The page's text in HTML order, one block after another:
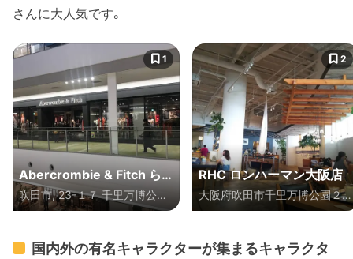
さんに大人気です。
Abercrombie & Fitch ら
らぽーとEXPOCITY
吹田市, 23-１７ 千里万博公園
大阪市 大阪府 日本
1
RHC ロンハーマン大阪店
大阪府吹田市千里万博公園２-
１ ららぽーとEXPOCITY
2
国内外の有名キャラクターが集まるキャラクタ